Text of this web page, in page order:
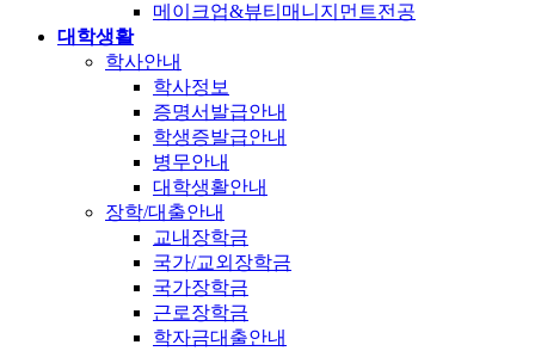
메이크업&뷰티매니지먼트전공
대학생활
학사안내
학사정보
증명서발급안내
학생증발급안내
병무안내
대학생활안내
장학/대출안내
교내장학금
국가/교외장학금
국가장학금
근로장학금
학자금대출안내